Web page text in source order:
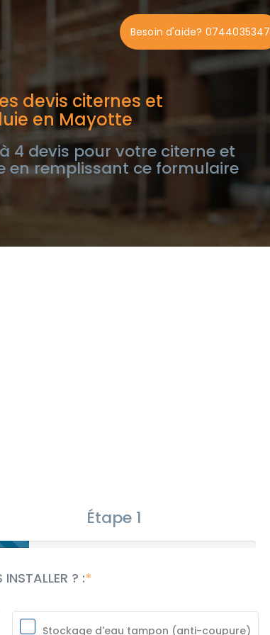
Besoin d'aide? 0744035347
devis citernes et
en Mayotte
4 devis pour votre citerne et
en remplissant ce formulaire
Étape 1
? :
Stockage d'eau tampon (anti-coupure)